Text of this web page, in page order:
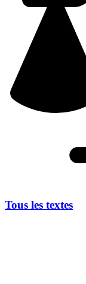
Tous les textes